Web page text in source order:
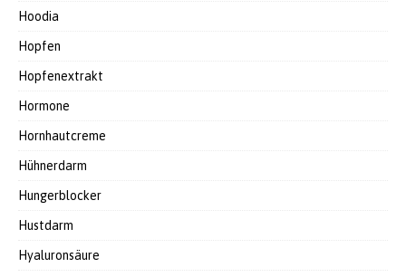
Hoodia
Hopfen
Hopfenextrakt
Hormone
Hornhautcreme
Hühnerdarm
Hungerblocker
Hustdarm
Hyaluronsäure